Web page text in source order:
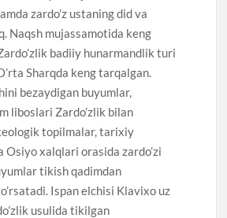
zardo’z ustaning did va
Naqsh mujassamotida keng
badiiy hunarmandlik turi
Sharqda keng tarqalgan.
bezaydigan buyumlar,
liboslari Zardo’zlik bilan
topilmalar, tarixiy
Osiyo xalqlari orasida zardo’zi
tikish qadimdan
Ispan elchisi Klavixo uz
usulida tikilgan